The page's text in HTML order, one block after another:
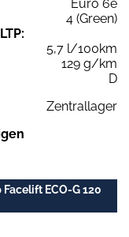
Euro 6e
4 (Green)
5,7 l/100km
129 g/km
D
Zentrallager
ECO-G 120